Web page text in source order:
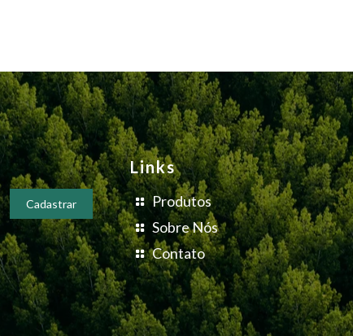
Links
Produtos
Sobre Nós
Contato